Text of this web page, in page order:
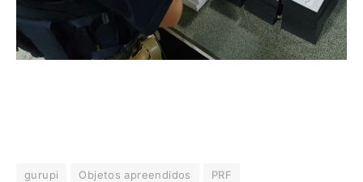
gurupi Objetos apreendidos PRF